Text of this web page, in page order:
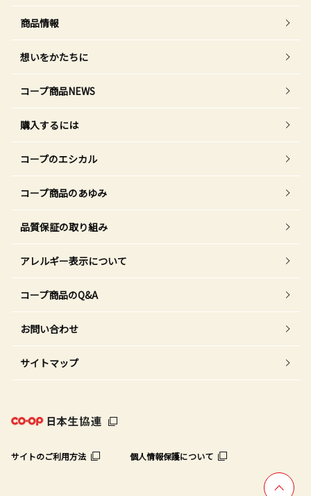
商品情報
想いをかたちに
コープ商品NEWS
購入するには
コープのエシカル
コープ商品のあゆみ
品質保証の取り組み
アレルギー表示について
コープ商品のQ&A
お問い合わせ
サイトマップ
サイトのご利用方法 個人情報保護について